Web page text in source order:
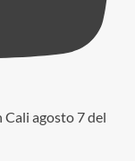
Cali agosto 7 del